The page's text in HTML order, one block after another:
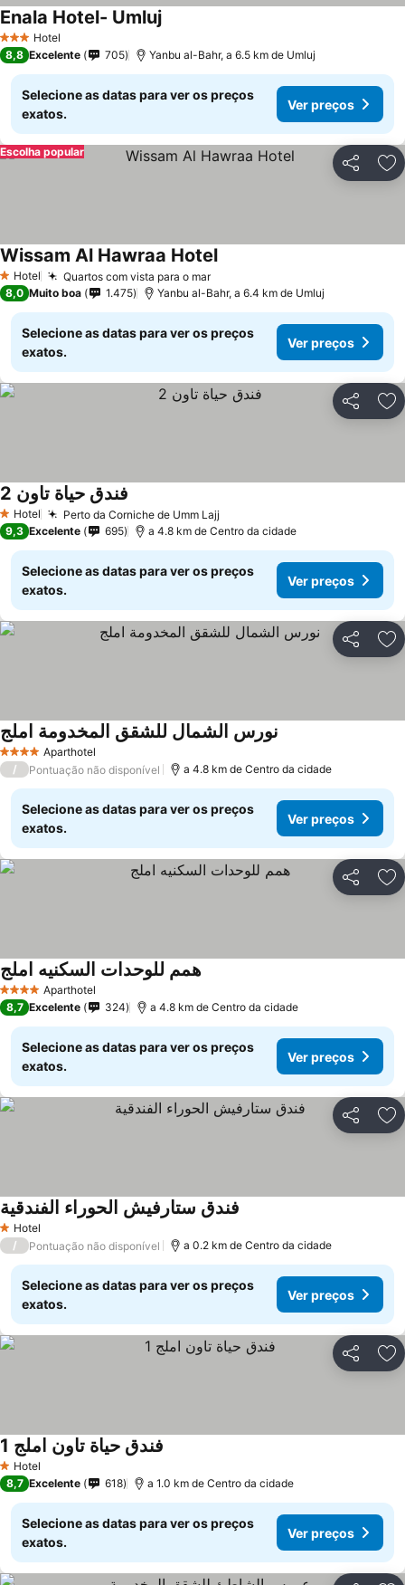
3 EstrelasHotel
Enala Hotel- Umluj
8,8 Excelente 705 Yanbu al-Bahr, a 6.5 km de Umluj
Selecione as datas para ver os preços
exatos.
Ver preços
Partilhar
Escolha popular
1 Estrelas
Hotel Quartos com vista para o mar
Wissam Al Hawraa Hotel
8,0 Muito boa 1.475 Yanbu al-Bahr, a 6.4 km de Umluj
Selecione as datas para ver os preços
exatos.
Ver preços
Partilhar
1 Estrelas
Hotel Perto da Corniche de Umm Lajj
فندق حياة تاون 2
9,3 Excelente 695 a 4.8 km de Centro da cidade
Selecione as datas para ver os preços
exatos.
Ver preços
Partilhar
4 EstrelasAparthotel
نورس الشمال للشقق المخدومة املج
/ Pontuação não disponível a 4.8 km de Centro da cidade
Selecione as datas para ver os preços
exatos.
Ver preços
Partilhar
4 EstrelasAparthotel
همم للوحدات السكنيه املج
8,7 Excelente 324 a 4.8 km de Centro da cidade
Selecione as datas para ver os preços
exatos.
Ver preços
Partilhar
1 Estrelas
Hotel
فندق ستارفيش الحوراء الفندقية
/ Pontuação não disponível a 0.2 km de Centro da cidade
Selecione as datas para ver os preços
exatos.
Ver preços
Partilhar
1 Estrelas
Hotel
فندق حياة تاون املج 1
8,7 Excelente 618 a 1.0 km de Centro da cidade
Selecione as datas para ver os preços
exatos.
Ver preços